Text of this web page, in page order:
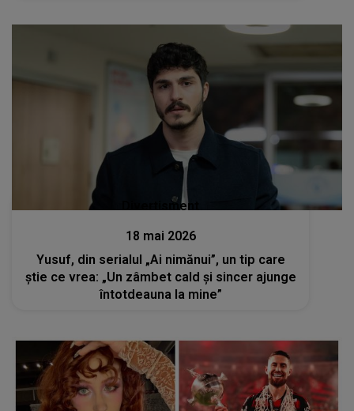
Divertisment
18 mai 2026
Yusuf, din serialul „Ai nimănui”, un tip care
ştie ce vrea: „Un zâmbet cald și sincer ajunge
întotdeauna la mine”